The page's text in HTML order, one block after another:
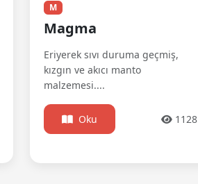
M
Magma
Eriyerek sıvı duruma geçmiş,
kızgın ve akıcı manto
malzemesi....
Oku 1128